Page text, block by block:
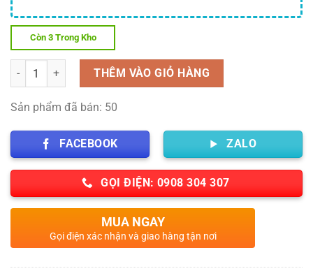
Còn 3 Trong Kho
Số lượng THÊM VÀO GIỎ HÀNG
Sản phẩm đã bán: 50
FACEBOOK ZALO
GỌI ĐIỆN: 0908 304 307
MUA NGAY
Gọi điện xác nhận và giao hàng tận nơi